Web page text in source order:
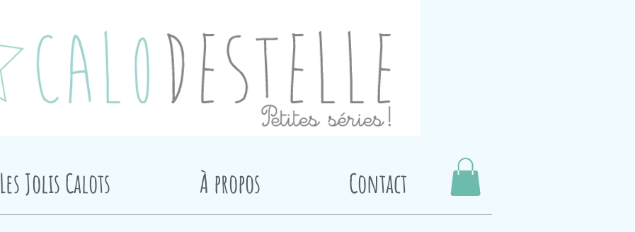
Les Jolis Calots À propos Contact